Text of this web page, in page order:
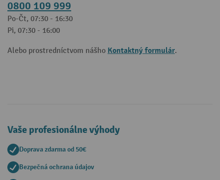
0800 109 999
Po-Čt, 07:30 - 16:30
Pi, 07:30 - 16:00
Alebo prostredníctvom nášho Kontaktný formulár.
Vaše profesionálne výhody
Doprava zdarma od 50€
Bezpečná ochrana údajov